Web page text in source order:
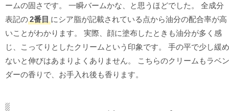
ームの固さです。 一瞬バームかな、と思うほどでした。 全成分
表記の2番目 にシア脂が記載されている点から油分の配合率が高
いことがわかります。 実際、顔に塗布したときも油分が多く感
じ、こってりとしたクリームという印象です。 手の平で少し緩め
ないと伸びはあまりよくありません。 こちらのクリームもラベン
ダーの香りで、お手入れ後も香ります。